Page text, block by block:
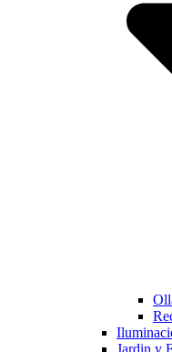
Jardin y